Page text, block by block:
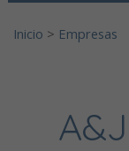
Inicio > Empresas